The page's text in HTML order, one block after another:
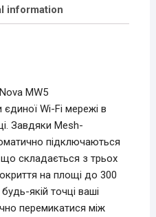
information
MW5
Wi-Fi мережі в
Завдяки Mesh-
підключаються
складається з трьох
на площі до 300
якій точці ваші
перемикатися між